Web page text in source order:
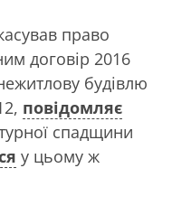
право
договір 2016
будівлю
повідомляє
спадщини
у цьому ж